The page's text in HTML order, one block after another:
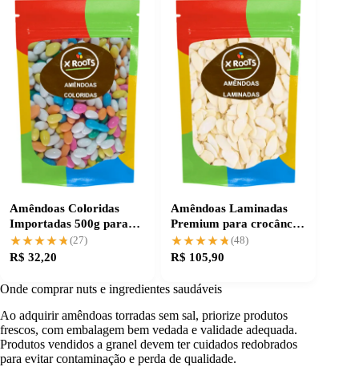
Amêndoas Coloridas
Importadas 500g para
um toque especial
★★★★★
★★★★★ (27)
R$ 32,20
Amêndoas Laminadas
Premium para crocância
e sabor únicos
★★★★★
★★★★★(48)
R$ 105,90
Onde comprar nuts e ingredientes saudáveis
Ao adquirir amêndoas torradas sem sal, priorize produtos
frescos, com embalagem bem vedada e validade adequada.
Produtos vendidos a granel devem ter cuidados redobrados
para evitar contaminação e perda de qualidade.